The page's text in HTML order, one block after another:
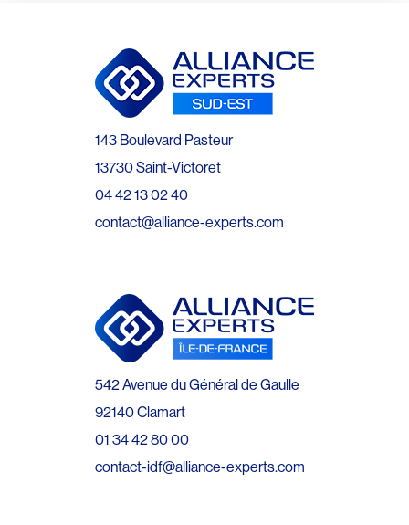
143 Boulevard Pasteur
13730 Saint-Victoret
04 42 13 02 40
contact@alliance-experts.com
542 Avenue du Général de Gaulle
92140 Clamart
01 34 42 80 00
contact-idf@alliance-experts.com